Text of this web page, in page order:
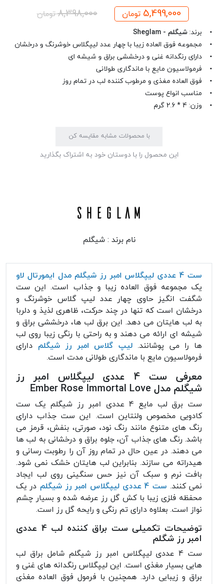
5,499,000 تومان 8,398,000تومان
• برند: شیگلم - Sheglam
• مجموعه فوق العاده زیبا با چهار عدد لیپگلاس خوشرنگ و درخشان
• دارای رنگدانه غنی و درخششی براق و شیشه ای
• فرمولاسیون مایع با ماندگاری طولانی
• فوق العاده مغذی و مرطوب کننده لب در تمام روز
• مناسب انواع پوست
• وزن: 4 * 2.6 گرم
با محصولات مشابه مقایسه کن
این محصول را با دوستان خود به اشتراک بگذارید
نام برند : شیگلم
ست 4 عددی لیپگلاس امبر رز شیگلم مدل ایمورتال لاو
یک مجموعه فوق العاده زیبا و جذاب است. این ست
شگفت انگیز حاوی چهار عدد لیپ گلاس خوشرنگ و
درخشان است که تنها در چند حرکت، ظاهری لذیذ و دلربا
به لب هایتان می دهد. این برق لب ها، درخششی براق و
شیشه ای ارائه می دهند و به راحتی با رنگی زیبا روی لب
ها را می پوشانند.لیپ گلاس امبر رز شیگلم دارای
فرمولاسیون مایع با ماندگاری طولانی مدت است.
معرفی ست 4 عددی لیپگلاس امبر رز
شیگلم مدل Ember Rose Immortal Love
ست برق لب مایع 4 عددی امبر رز شیگلم یک ست
کادویی مخصوص ولنتاین است. این ست جذاب دارای
رنگ های متنوع مانند رنگ نود، صورتی، بنفش، قرمز می
باشد. رنگ های جذاب آن، جلوه براق و درخشانی به لب ها
می دهند. در عین حال در تمام روز آن را رطوبت رسانی و
هیدراته می سازند. بنابراین لب هایتان خشک نمی شود.
بافت نرم و سبک آن نیز حس سنگینی روی لب ایجاد
نمی کنند. ست 4 عددی لیپگلاس امبر رز شیگلم
در یک
محفظه فلزی زیبا با کش گل رز عرضه شده و بسیار چشم
نواز است. بعلاوه دارای تم رنگی و رایحه گل رز است.
توضیحات تکمیلی ست براق کننده لب 4 عددی
امبر رز شگلم
ست 4 عددی لیپگلاس امبر رز شیگلم شامل براق لب
هایی بسیار مغذی است. این لیپگلاس رنگدانه های غنی و
براق و زیبایی دارد. همچنین با فرمول فوق العاده مغذی